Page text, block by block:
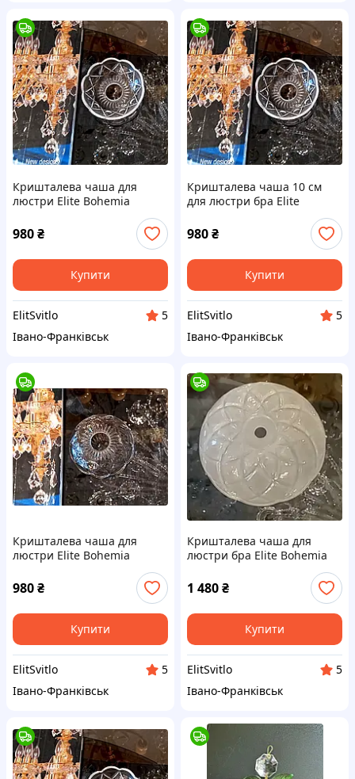
Кришталева чаша для
люстри Еlite Bohemia
980₴
Купити
ElitSvitlo
5
Івано-Франківськ
Кришталева чаша 10 см
для люстри бра Elite
980₴
Купити
ElitSvitlo
5
Івано-Франківськ
Кришталева чаша для
люстри Еlite Bohemia
980₴
Купити
ElitSvitlo
5
Івано-Франківськ
Кришталева чаша для
люстри бра Elite Bohemia
1 480₴
Купити
ElitSvitlo
5
Івано-Франківськ